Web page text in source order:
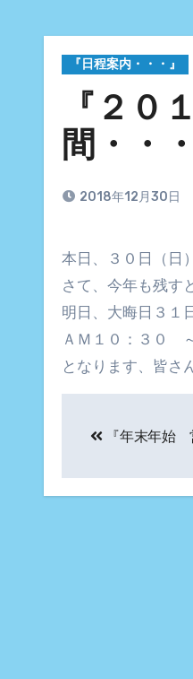
『日程案内・・・』
『２０
間・・・
2018年12月30日
本日、３０日（
さて、今年も残す
明日、大晦日３１
ＡＭ１０：３０
となります、皆さ
ナ
『年末年始